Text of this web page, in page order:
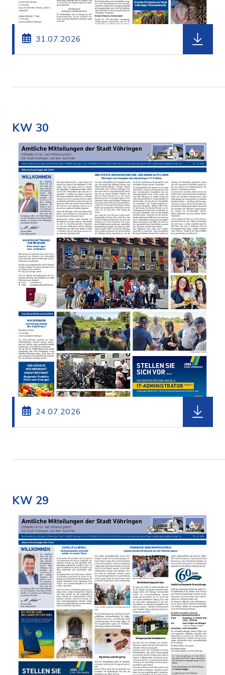
31.07.2026
KW 30
24.07.2026
KW 29